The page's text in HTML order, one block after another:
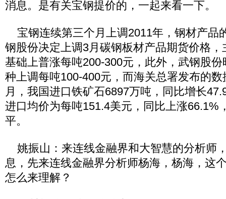
消息。是有关宝钢提价的，一起来看一下。
宝钢连续第三个月上调2011年，钢材产品
钢股份决定上调3月碳钢板材产品期货价格
基础上普涨每吨200-300元，此外，武钢股
种上调每吨100-400元，而海关总署发布的
月，我国进口铁矿石6897万吨，同比增长
进口均价为每吨151.4美元，同比上涨66.1%
平。
姚振山：来连线金融界和大智慧的分析师
息，先来连线金融界分析师杨海，杨海，这
怎么来理解？